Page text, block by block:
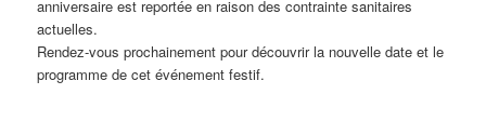
anniversaire est reportée en raison des contrainte sanitaires
actuelles.
Rendez-vous prochainement pour découvrir la nouvelle date et le
programme de cet événement festif.